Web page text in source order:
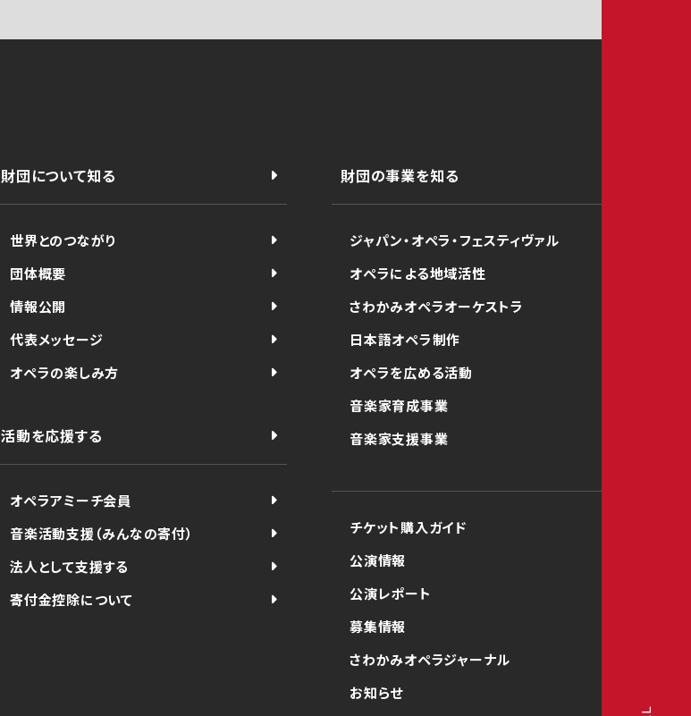
財団について知る
世界とのつながり
団体概要
情報公開
代表メッセージ
オペラの楽しみ方
活動を応援する
オペラアミーチ会員
音楽活動支援（みんなの寄付）
法人として支援する
寄付金控除について
財団の事業を知る
ジャパン・オペラ・フェスティヴァル
オペラによる地域活性
さわかみオペラオーケストラ
日本語オペラ制作
オペラを広める活動
音楽家育成事業
音楽家支援事業
チケット購入ガイド
公演情報
公演レポート
募集情報
さわかみオペラジャーナル
お知らせ